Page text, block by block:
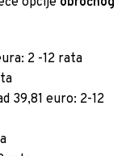
2 -12 rata
39,81 euro: 2-12